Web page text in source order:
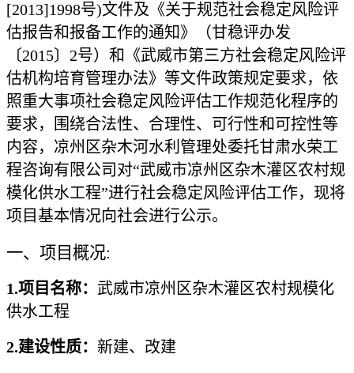
[2013]1998号)文件及《关于规范社会稳定风险评
估报告和报备工作的通知》（甘稳评办发
〔2015〕2号）和《武威市第三方社会稳定风险评
估机构培育管理办法》等文件政策规定要求，依
照重大事项社会稳定风险评估工作规范化程序的
要求，围绕合法性、合理性、可行性和可控性等
内容，凉州区杂木河水利管理处委托甘肃水荣工
程咨询有限公司对“武威市凉州区杂木灌区农村规
模化供水工程”进行社会稳定风险评估工作，现将
项目基本情况向社会进行公示。
一、项目概况:
1.项目名称： 武威市凉州区杂木灌区农村规模化
供水工程
2.建设性质： 新建、改建